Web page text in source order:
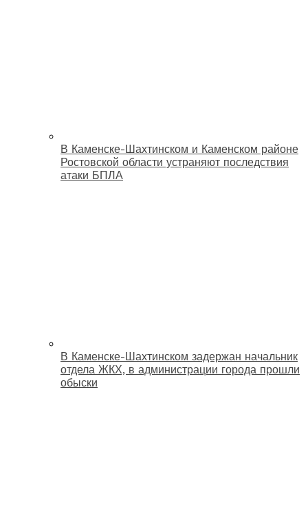
В Каменске-Шахтинском и Каменском районе
Ростовской области устраняют последствия
атаки БПЛА
В Каменске-Шахтинском задержан начальник
отдела ЖКХ, в администрации города прошли
обыски